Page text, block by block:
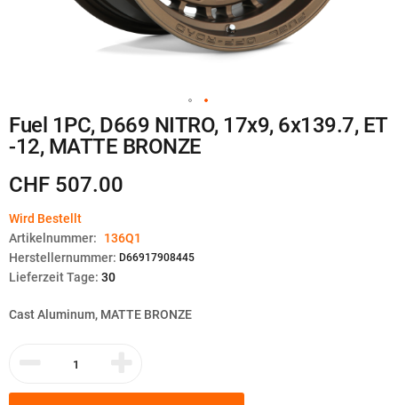
Zum
Anfang
der
Bildgalerie
Fuel 1PC, D669 NITRO, 17x9, 6x139.7, ET
-12, MATTE BRONZE
CHF 507.00
Wird Bestellt
Artikelnummer:
136Q1
Herstellernummer: D66917908445
Lieferzeit Tage: 30
Cast Aluminum, MATTE BRONZE